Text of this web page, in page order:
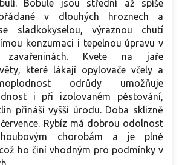
Bobule jsou střední až spíše
v dlouhých hroznech a
sladkokyselou, výraznou chutí
konzumaci i tepelnou úpravu v
zavařeninách. Kvete na jaře
které lákají opylovače včely a
odrůdy umožňuje
i při izolovaném pěstování,
přináší vyšší úrodu. Doba sklizně
Rybíz má dobrou odolnost
chorobám a je plně
ho činí vhodným pro podmínky v